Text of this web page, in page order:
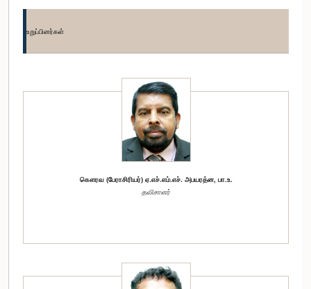
உறுப்பினர்கள்
கௌரவ (பேராசிரியர்) ஏ.எச்.எம்.எச். அபயரத்ன, பா.உ.
தவிசாளர்